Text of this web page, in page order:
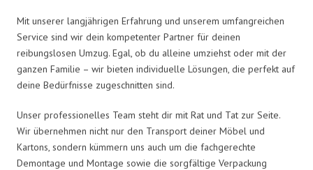
Mit unserer langjährigen Erfahrung und unserem umfangreichen
Service sind wir dein kompetenter Partner für deinen
reibungslosen Umzug. Egal, ob du alleine umziehst oder mit der
ganzen Familie – wir bieten individuelle Lösungen, die perfekt auf
deine Bedürfnisse zugeschnitten sind.
Unser professionelles Team steht dir mit Rat und Tat zur Seite.
Wir übernehmen nicht nur den Transport deiner Möbel und
Kartons, sondern kümmern uns auch um die fachgerechte
Demontage und Montage sowie die sorgfältige Verpackung